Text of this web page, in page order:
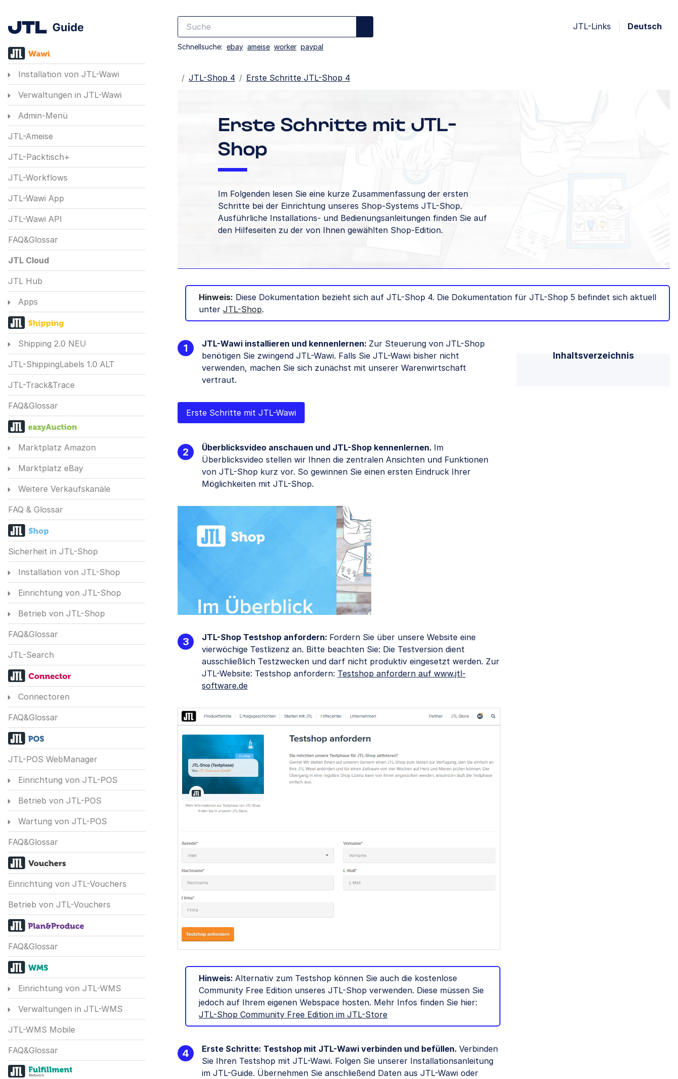
Installation von JTL-Wawi
Verwaltungen in JTL-Wawi
Admin-Menü
JTL-Ameise
JTL-Packtisch+
JTL-Workflows
JTL-Wawi App
JTL-Wawi API
FAQ&Glossar
JTL Cloud
JTL Hub
Apps
Shipping 2.0 NEU
JTL-ShippingLabels 1.0 ALT
JTL-Track&Trace
FAQ&Glossar
Marktplatz Amazon
Marktplatz eBay
Weitere Verkaufskanäle
FAQ & Glossar
Sicherheit in JTL-Shop
Installation von JTL-Shop
Einrichtung von JTL-Shop
Betrieb von JTL-Shop
FAQ&Glossar
JTL-Search
Connectoren
FAQ&Glossar
JTL-POS WebManager
Einrichtung von JTL-POS
Betrieb von JTL-POS
Wartung von JTL-POS
FAQ&Glossar
Einrichtung von JTL-Vouchers
Betrieb von JTL-Vouchers
FAQ&Glossar
Einrichtung von JTL-WMS
Verwaltungen in JTL-WMS
JTL-WMS Mobile
FAQ&Glossar
Schnellsuche: ebay ameise worker paypal
JTL-Links Deutsch
Startseite
JTL-Shop 4 Erste Schritte JTL-Shop 4
Erste Schritte mit JTL-
Shop
Im Folgenden lesen Sie eine kurze Zusammenfassung der ersten
Schritte bei der Einrichtung unseres Shop-Systems JTL-Shop.
Ausführliche Installations- und Bedienungsanleitungen finden Sie auf
den Hilfeseiten zu der von Ihnen gewählten Shop-Edition.
Hinweis: Diese Dokumentation bezieht sich auf JTL-Shop 4. Die Dokumentation für JTL-Shop 5 befindet sich aktuell
unter JTL-Shop.
Inhaltsverzeichnis
JTL-Wawi installieren und kennenlernen: Zur Steuerung von JTL-Shop
benötigen Sie zwingend JTL-Wawi. Falls Sie JTL-Wawi bisher nicht
verwenden, machen Sie sich zunächst mit unserer Warenwirtschaft
vertraut.
Erste Schritte mit JTL-Wawi
Überblicksvideo anschauen und JTL-Shop kennenlernen. Im
Überblicksvideo stellen wir Ihnen die zentralen Ansichten und Funktionen
von JTL-Shop kurz vor. So gewinnen Sie einen ersten Eindruck Ihrer
Möglichkeiten mit JTL-Shop.
JTL-Shop Testshop anfordern: Fordern Sie über unsere Website eine
vierwöchige Testlizenz an. Bitte beachten Sie: Die Testversion dient
ausschließlich Testzwecken und darf nicht produktiv eingesetzt werden. Zur
JTL-Website: Testshop anfordern: Testshop anfordern auf www.jtl-
software.de
Hinweis: Alternativ zum Testshop können Sie auch die kostenlose
Community Free Edition unseres JTL-Shop verwenden. Diese müssen Sie
jedoch auf Ihrem eigenen Webspace hosten. Mehr Infos finden Sie hier:
JTL-Shop Community Free Edition im JTL-Store
Erste Schritte: Testshop mit JTL-Wawi verbinden und befüllen. Verbinden
Sie Ihren Testshop mit JTL-Wawi. Folgen Sie unserer Installationsanleitung
im JTL-Guide. Übernehmen Sie anschließend Daten aus JTL-Wawi oder